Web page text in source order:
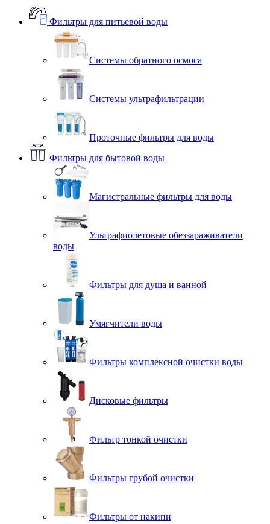
Фильтры для питьевой воды
Системы обратного осмоса
Системы ультрафильтрации
Проточные фильтры для воды
Фильтры для бытовой воды
Магистральные фильтры для воды
Ультрафиолетовые обеззараживатели
воды
Фильтры для душа и ванной
Умягчители воды
Фильтры комплексной очистки воды
Дисковые фильтры
Фильтр тонкой очистки
Фильтры грубой очистки
Фильтры от накипи